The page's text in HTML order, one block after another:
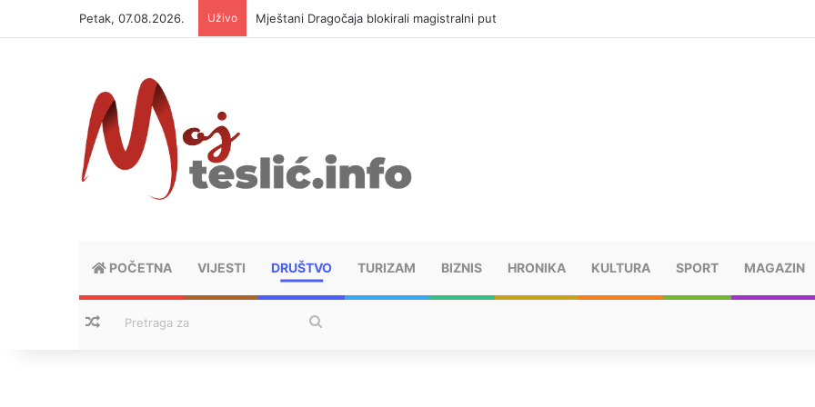
Petak, 07.08.2026. Uživo Helikopter ponovo gasi vatru u selima kod Trebinja
POČETNA VIJESTI DRUŠTVO TURIZAM BIZNIS HRONIKA KULTURA SPORT MAGAZIN
Nasumični tekstovi